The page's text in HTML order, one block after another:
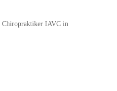
Chiropraktiker IAVC in